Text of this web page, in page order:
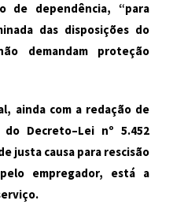
de dependência, “para
das disposições do
demandam proteção
ainda com a redação de
Decreto–Lei nº 5.452
justa causa para rescisão
empregador, está a